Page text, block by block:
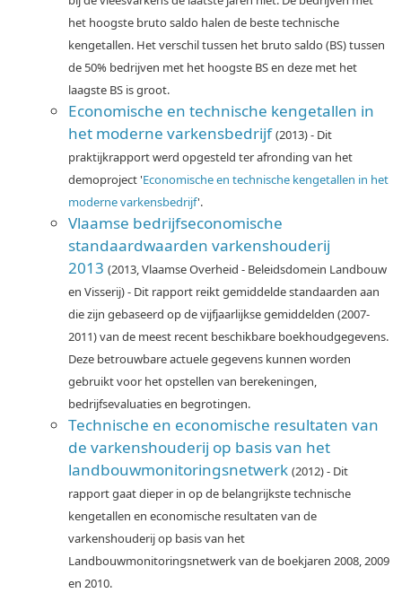
het hoogste bruto saldo halen de beste technische
kengetallen. Het verschil tussen het bruto saldo (BS) tussen
de 50% bedrijven met het hoogste BS en deze met het
laagste BS is groot.
Economische en technische kengetallen in
het moderne varkensbedrijf (2013) - Dit
praktijkrapport werd opgesteld ter afronding van het
demoproject 'Economische en technische kengetallen in het
moderne varkensbedrijf'.
Vlaamse bedrijfseconomische
standaardwaarden varkenshouderij
2013 (2013, Vlaamse Overheid - Beleidsdomein Landbouw
en Visserij) - Dit rapport reikt gemiddelde standaarden aan
die zijn gebaseerd op de vijfjaarlijkse gemiddelden (2007-
2011) van de meest recent beschikbare boekhoudgegevens.
Deze betrouwbare actuele gegevens kunnen worden
gebruikt voor het opstellen van berekeningen,
bedrijfsevaluaties en begrotingen.
Technische en economische resultaten van
de varkenshouderij op basis van het
landbouwmonitoringsnetwerk (2012) - Dit
rapport gaat dieper in op de belangrijkste technische
kengetallen en economische resultaten van de
varkenshouderij op basis van het
Landbouwmonitoringsnetwerk van de boekjaren 2008, 2009
en 2010.